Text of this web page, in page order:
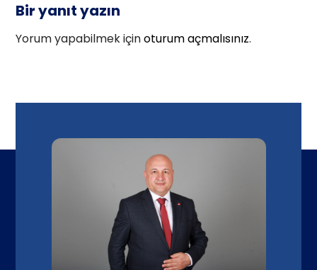
Bir yanıt yazın
Yorum yapabilmek içinoturum açmalısınız.